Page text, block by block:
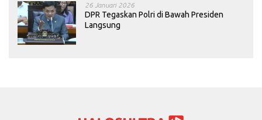
26 Januari 2026
DPR Tegaskan Polri di Bawah Presiden
Langsung